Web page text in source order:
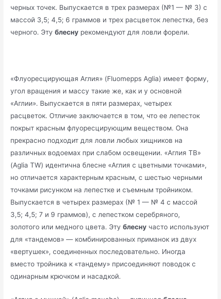
черных точек. Выпускается в трех размерах (№1 — № 3) с
массой 3,5; 4,5; 6 граммов и трех расцветок лепестка, без
черного. Этублесну рекомендуют для ловли форели.
«Флуоресцирующая Аглия» (Fluomepps Aglia) имеет форму,
угол вращения и массу такие же, как и у основной
«Аглии». Выпускается в пяти размерах, четырех
расцветок. Отличие заключается в том, что ее лепесток
покрыт красным флуоресцирующим веществом. Она
прекрасно подходит для ловли любых хищников на
различных водоемах при слабом освещении. «Аглия ТВ»
(Aglia TW) идентична блесне «Аглия с цветными точками»,
но отличается характерным красным, с шестью черными
точками рисунком на лепестке и съемным тройником.
Выпускается в четырех размерах (№ 1 — № 4 с массой
3,5; 4,5; 7 и 9 граммов), с лепестком серебряного,
золотого или медного цвета. Этублесну часто используют
для «тандемов» — комбинированных приманок из двух
«вертушек», соединенных последовательно. Иногда
вместо тройника к «тандему» присоединяют поводок с
одинарным крючком и насадкой.